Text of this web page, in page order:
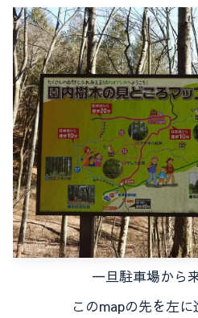
一旦駐車場から
このmapの先を左